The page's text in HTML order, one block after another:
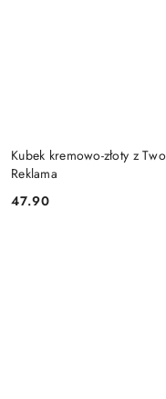
Kubek kremowo-złoty z
Reklama
Cena:
47.90